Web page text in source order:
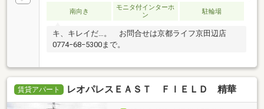
南向き
モニタ付インターホ
ン
駐輪場
キ、キレイだ…。 お問合せは京都ライフ京田辺店
0774−68−5300まで。
賃貸アパート レオパレスＥＡＳＴ ＦＩＥＬＤ 精華